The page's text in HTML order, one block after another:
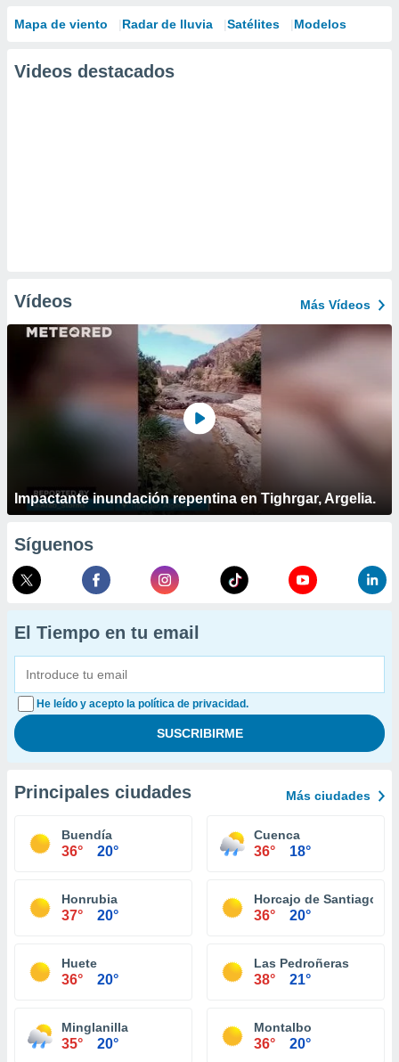
Mapa de viento Radar de lluvia Satélites Modelos
Videos destacados
Vídeos Más Vídeos
Impactante inundación repentina en Tighrgar, Argelia.
Síguenos
El Tiempo en tu email
He leído y acepto la política de privacidad.
Principales ciudades Más ciudades
Buendía
36° 20°
Cuenca
36° 18°
Honrubia
37° 20°
Horcajo de Santiago
36° 20°
Huete
36° 20°
Las Pedroñeras
38° 21°
Minglanilla
35° 20°
Montalbo
36° 20°